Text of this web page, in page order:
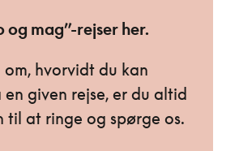
og mag”-rejser her.
om, hvorvidt du kan
given rejse, er du altid
til at ringe og spørge os.